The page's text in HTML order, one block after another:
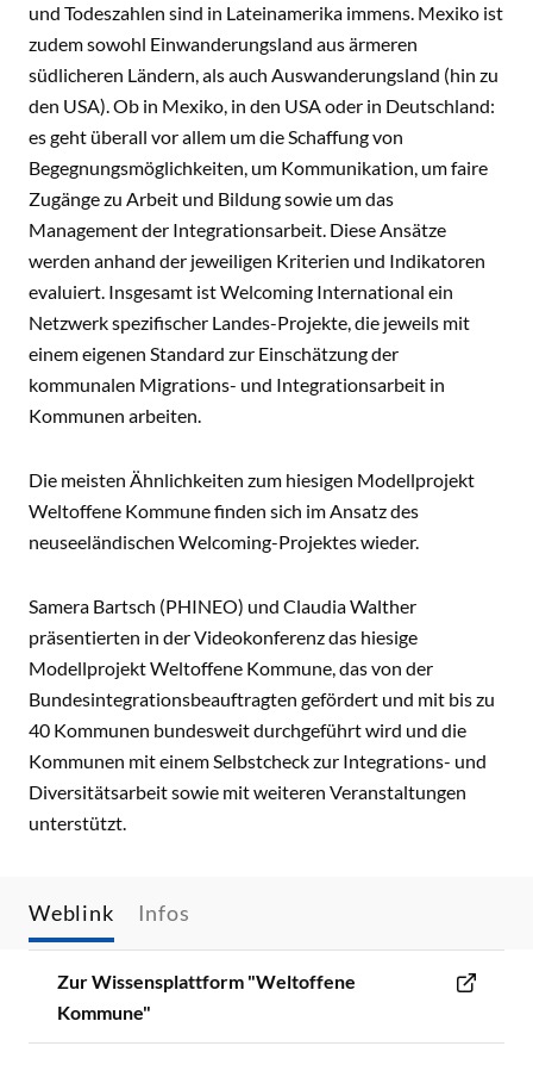
und Todeszahlen sind in Lateinamerika immens. Mexiko ist
zudem sowohl Einwanderungsland aus ärmeren
südlicheren Ländern, als auch Auswanderungsland (hin zu
den USA). Ob in Mexiko, in den USA oder in Deutschland:
es geht überall vor allem um die Schaffung von
Begegnungsmöglichkeiten, um Kommunikation, um faire
Zugänge zu Arbeit und Bildung sowie um das
Management der Integrationsarbeit. Diese Ansätze
werden anhand der jeweiligen Kriterien und Indikatoren
evaluiert. Insgesamt ist Welcoming International ein
Netzwerk spezifischer Landes-Projekte, die jeweils mit
einem eigenen Standard zur Einschätzung der
kommunalen Migrations- und Integrationsarbeit in
Kommunen arbeiten.
Die meisten Ähnlichkeiten zum hiesigen Modellprojekt
Weltoffene Kommune finden sich im Ansatz des
neuseeländischen Welcoming-Projektes wieder.
Samera Bartsch (PHINEO) und Claudia Walther
präsentierten in der Videokonferenz das hiesige
Modellprojekt Weltoffene Kommune, das von der
Bundesintegrationsbeauftragten gefördert und mit bis zu
40 Kommunen bundesweit durchgeführt wird und die
Kommunen mit einem Selbstcheck zur Integrations- und
Diversitätsarbeit sowie mit weiteren Veranstaltungen
unterstützt.
Weblink Infos
Zur Wissensplattform "Weltoffene
Kommune"